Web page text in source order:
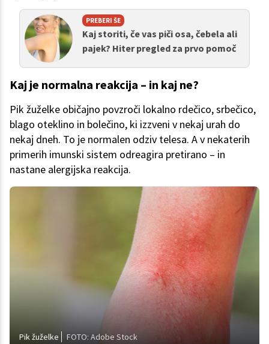
PREBERI ŠE
Kaj storiti, če vas piči osa, čebela ali
pajek? Hiter pregled za prvo pomoč
Kaj je normalna reakcija – in kaj ne?
Pik žuželke običajno povzroči lokalno rdečico, srbečico,
blago oteklino in bolečino, ki izzveni v nekaj urah do
nekaj dneh. To je normalen odziv telesa. A v nekaterih
primerih imunski sistem odreagira pretirano – in
nastane alergijska reakcija.
Pik žuželke FOTO: Adobe Stock